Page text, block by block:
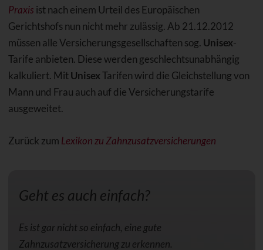
Praxis ist nach einem Urteil des Europäischen
Gerichtshofs nun nicht mehr zulässig. Ab 21.12.2012
müssen alle Versicherungsgesellschaften sog. Unisex-
Tarife anbieten. Diese werden geschlechtsunabhängig
kalkuliert. MitUnisexTarifen wird die Gleichstellung von
Mann und Frau auch auf die Versicherungstarife
ausgeweitet.
Zurück zum Lexikon zu Zahnzusatzversicherungen
Geht es auch einfach?
Es ist gar nicht so einfach, eine gute
Zahnzusatzversicherung zu erkennen.